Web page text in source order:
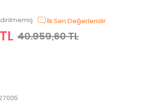
İlk Sen Değerlendir
40.959,60 TL